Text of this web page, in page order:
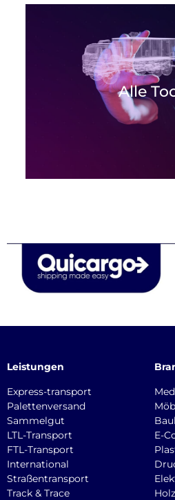
Alle
Leistungen
Express-transport
Palettenversand
Sammelgut
LTL-Transport
FTL-Transport
International
Straßentransport
Track & Trace
E-